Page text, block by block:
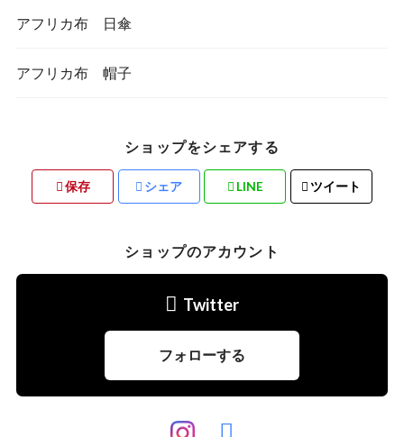
アフリカ布 日傘
アフリカ布 帽子
ショップをシェアする
保存 シェア LINE ツイート
ショップのアカウント
Twitter
フォローする